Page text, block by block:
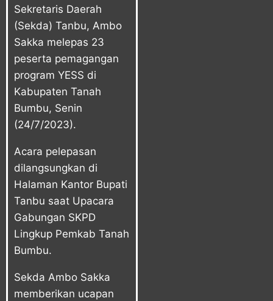
Sekretaris Daerah
(Sekda) Tanbu, Ambo
Sakka melepas 23
peserta pemagangan
program YESS di
Kabupaten Tanah
Bumbu, Senin
(24/7/2023).
Acara pelepasan
dilangsungkan di
Halaman Kantor Bupati
Tanbu saat Upacara
Gabungan SKPD
Lingkup Pemkab Tanah
Bumbu.
Sekda Ambo Sakka
memberikan ucapan